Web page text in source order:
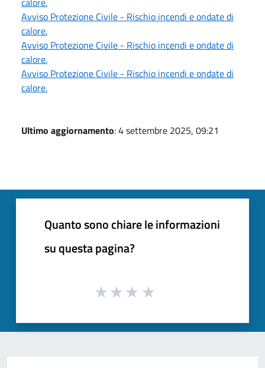
Avviso Protezione Civile - Rischio incendi e ondate di
calore.
Avviso Protezione Civile - Rischio incendi e ondate di
calore.
Avviso Protezione Civile - Rischio incendi e ondate di
calore.
Ultimo aggiornamento: 4 settembre 2025, 09:21
Quanto sono chiare le informazioni
su questa pagina?